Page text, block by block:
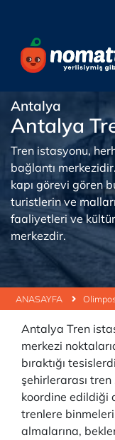
ANASAYFA
Antalya
Antalya
Tren istasyonu,
bağlantı
kapı görevi gören
turistlerin ve
faaliyetleri ve
merkezdir.
Antalya Tren
merkezi
bıraktığı
şehirlerarası
koordine edildiği
trenlere
almalarına,